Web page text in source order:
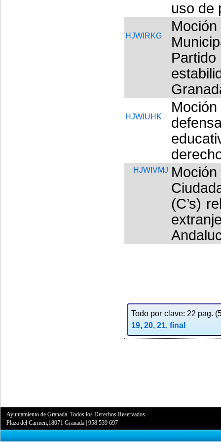
uso de
HJWIRKG
HJWIUHK
HJWIVMJ
(C’s)
Todo por clave: 22 pag.
19, 20, 21, final
Ayuntamiento de Granada. Todos los Derechos Reservados.
Plaza del Carmen,18071 Granada |958 539 697